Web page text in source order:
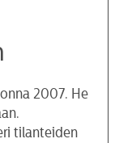
2007. He
tilanteiden